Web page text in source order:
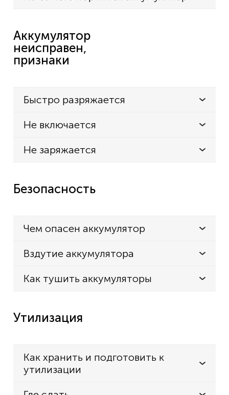
Аккумулятор
неисправен,
признаки
Быстро разряжается
Не включается
Не заряжается
Безопасность
Чем опасен аккумулятор
Вздутие аккумулятора
Как тушить аккумуляторы
Утилизация
Как хранить и подготовить к
утилизации